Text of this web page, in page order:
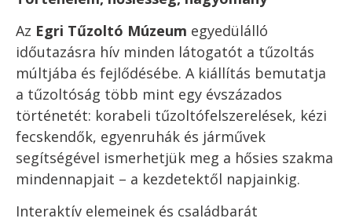
Az Egri Tűzoltó Múzeum egyedülálló
időutazásra hív minden látogatót a tűzoltás
múltjába és fejlődésébe. A kiállítás bemutatja
a tűzoltóság több mint egy évszázados
történetét: korabeli tűzoltófelszerelések, kézi
fecskendők, egyenruhák és járművek
segítségével ismerhetjük meg a hősies szakma
mindennapjait – a kezdetektől napjainkig.
Interaktív elemeinek és családbarát